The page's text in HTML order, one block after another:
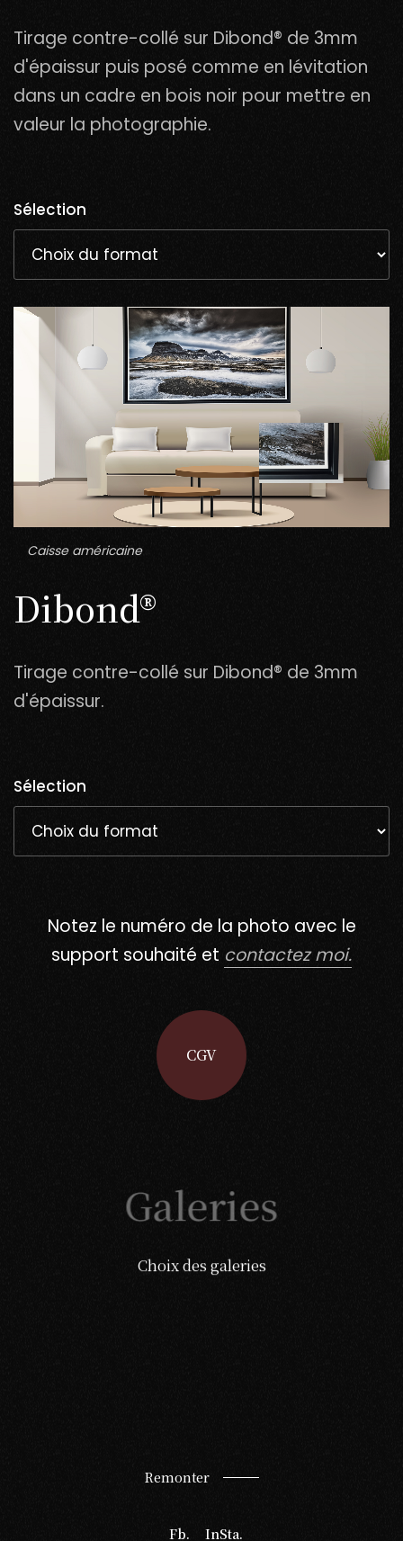
Tirage contre-collé sur Dibond® de 3mm
d'épaissur puis posé comme en lévitation
dans un cadre en bois noir pour mettre en
valeur la photographie.
Sélection
Caisse américaine
Dibond®
Tirage contre-collé sur Dibond® de 3mm
d'épaissur.
Sélection
Notez le numéro de la photo avec le
support souhaité et contactez moi.
CGV
Galeries
Choix des galeries
Remonter
Fb. InSta.